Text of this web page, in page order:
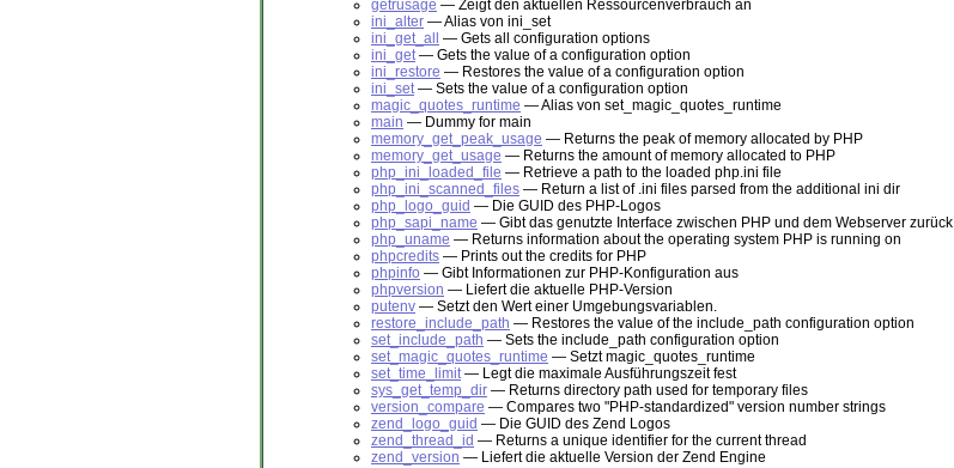
getrusage — Zeigt den aktuellen Ressourcenverbrauch an
ini_alter — Alias von ini_set
ini_get_all
— Gets all configuration options
ini_get— Gets the value of a configuration option
ini_restore — Restores the value of a configuration option
ini_set— Sets the value of a configuration option
magic_quotes_runtime — Alias von set_magic_quotes_runtime
main — Dummy for main
memory_get_peak_usage — Returns the peak of memory allocated by PHP
memory_get_usage — Returns the amount of memory allocated to PHP
php_ini_loaded_file — Retrieve a path to the loaded php.ini file
php_ini_scanned_files — Return a list of .ini files parsed from the additional ini dir
php_logo_guid — Die GUID des PHP-Logos
php_sapi_name — Gibt das genutzte Interface zwischen PHP und dem Webserver zurück
php_uname — Returns information about the operating system PHP is running on
phpcredits — Prints out the credits for PHP
phpinfo — Gibt Informationen zur PHP-Konfiguration aus
phpversion — Liefert die aktuelle PHP-Version
putenv — Setzt den Wert einer Umgebungsvariablen.
restore_include_path — Restores the value of the include_path configuration option
set_include_path — Sets the include_path configuration option
set_magic_quotes_runtime — Setzt magic_quotes_runtime
set_time_limit— Legt die maximale Ausführungszeit fest
sys_get_temp_dir — Returns directory path used for temporary files
version_compare — Compares two "PHP-standardized" version number strings
zend_logo_guid — Die GUID des Zend Logos
zend_thread_id — Returns a unique identifier for the current thread
zend_version — Liefert die aktuelle Version der Zend Engine